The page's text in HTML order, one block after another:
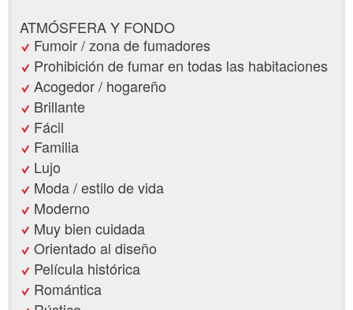
ATMÓSFERA Y FONDO
Fumoir / zona de fumadores
Prohibición de fumar en todas las habitaciones
Acogedor / hogareño
Brillante
Fácil
Familia
Lujo
Moda / estilo de vida
Moderno
Muy bien cuidada
Orientado al diseño
Película histórica
Romántica